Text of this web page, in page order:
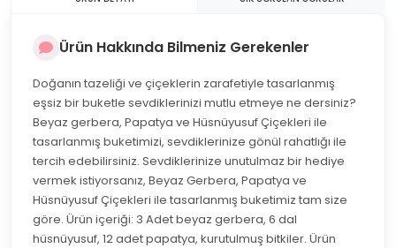
Ürün Hakkında Bilmeniz Gerekenler
Doğanın tazeliği ve çiçeklerin zarafetiyle tasarlanmış
eşsiz bir buketle sevdiklerinizi mutlu etmeye ne dersiniz?
Beyaz gerbera, Papatya ve Hüsnüyusuf Çiçekleri ile
tasarlanmış buketimizi, sevdiklerinize gönül rahatlığı ile
tercih edebilirsiniz. Sevdiklerinize unutulmaz bir hediye
vermek istiyorsanız, Beyaz Gerbera, Papatya ve
Hüsnüyusuf Çiçekleri ile tasarlanmış buketimiz tam size
göre. Ürün içeriği: 3 Adet beyaz gerbera, 6 dal
hüsnüyusuf, 12 adet papatya, kurutulmuş bitkiler. Ürün